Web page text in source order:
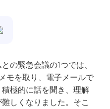
の緊急会議の1つでは、
モを取り、電子メールで
極的に話を聞き、理解
しくなりました。そこ